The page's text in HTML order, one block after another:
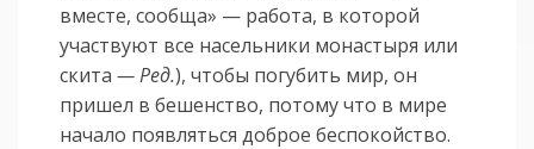
вместе, сообща» — работа, в которой
участвуют все насельники монастыря или
скита— Ред.), чтобы погубить мир, он
пришел в бешенство, потому что в мире
начало появляться доброе беспокойство.